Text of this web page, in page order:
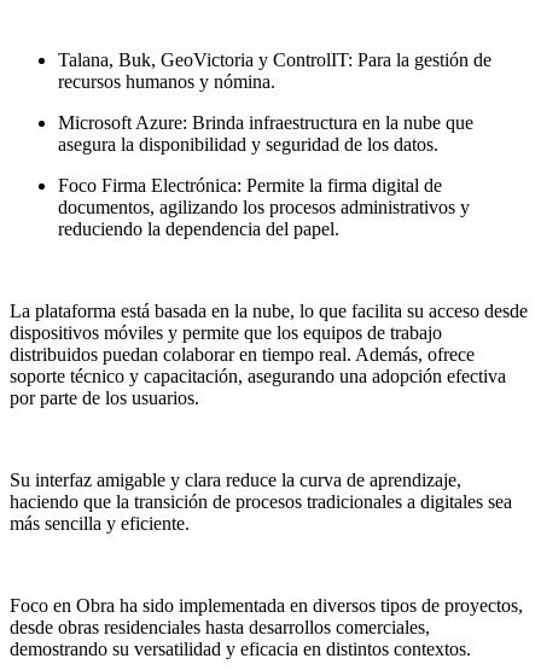
Talana, Buk, GeoVictoria y ControlIT: Para la gestión de
recursos humanos y nómina.
Microsoft Azure: Brinda infraestructura en la nube que
asegura la disponibilidad y seguridad de los datos.
Foco Firma Electrónica: Permite la firma digital de
documentos, agilizando los procesos administrativos y
reduciendo la dependencia del papel.
La plataforma está basada en la nube, lo que facilita su acceso desde
dispositivos móviles y permite que los equipos de trabajo
distribuidos puedan colaborar en tiempo real. Además, ofrece
soporte técnico y capacitación, asegurando una adopción efectiva
por parte de los usuarios.
Su interfaz amigable y clara reduce la curva de aprendizaje,
haciendo que la transición de procesos tradicionales a digitales sea
más sencilla y eficiente.
Foco en Obra ha sido implementada en diversos tipos de proyectos,
desde obras residenciales hasta desarrollos comerciales,
demostrando su versatilidad y eficacia en distintos contextos.